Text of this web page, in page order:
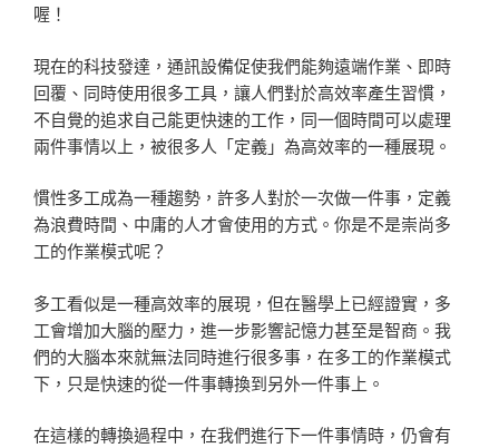
喔！
現在的科技發達，通訊設備促使我們能夠遠端作業、即時
回覆、同時使用很多工具，讓人們對於高效率產生習慣，
不自覺的追求自己能更快速的工作，同一個時間可以處理
兩件事情以上，被很多人「定義」為高效率的一種展現。
慣性多工成為一種趨勢，許多人對於一次做一件事，定義
為浪費時間、中庸的人才會使用的方式。你是不是崇尚多
工的作業模式呢？
多工看似是一種高效率的展現，但在醫學上已經證實，多
工會增加大腦的壓力，進一步影響記憶力甚至是智商。我
們的大腦本來就無法同時進行很多事，在多工的作業模式
下，只是快速的從一件事轉換到另外一件事上。
在這樣的轉換過程中，在我們進行下一件事情時，仍會有